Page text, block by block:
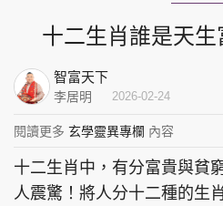
集團旗下品牌
東周刊
十二生肖誰是天
智富天下
李居明 2026-02-24
閱讀更多 玄學靈異專欄 內容
十二生肖中，有分富貴與貧
人震驚！將人分十二種的生